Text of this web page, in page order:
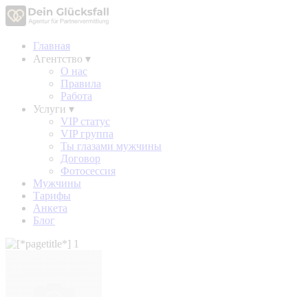
Главная
Агентство ▾
О нас
Правила
Работа
Услуги ▾
VIP статус
VIP группа
Ты глазами мужчины
Договор
Фотосессия
Мужчины
Тарифы
Анкета
Блог